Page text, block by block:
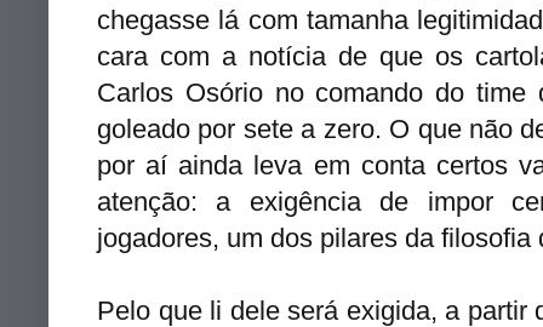
chegasse lá com tamanha
cara com a notícia de que os
Carlos Osório no comando do
goleado por sete a zero. O que não
por aí ainda leva em conta certos
atenção: a exigência de impor
jogadores, um dos pilares da
Pelo que li dele será exigida, a partir